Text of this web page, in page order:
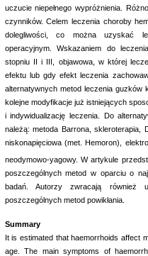
uczucie niepełnego wypróżnienia.
czynników. Celem leczenia choroby
dolegliwości, co można uzyskać
operacyjnym. Wskazaniem do
stopniu II i III, objawowa, w której
efektu lub gdy efekt leczenia
alternatywnych metod leczenia guzków
kolejne modyfikacje już istniejących
i indywidualizację leczenia. Do
należą: metoda Barrona, skleroterapia,
niskonapięciowa (met. Hemoron),
neodymowo-yagowy. W artykule
poszczególnych metod w oparciu o
badań. Autorzy zwracają również
poszczególnych metod powikłania.
Summary
It is estimated that haemorrhoids affect
age. The main symptoms of